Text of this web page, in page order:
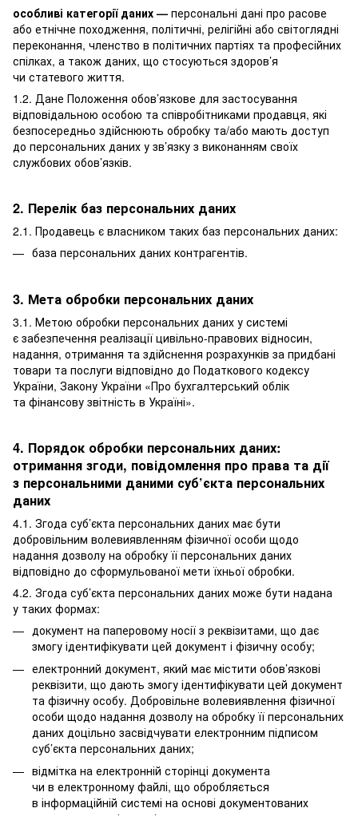
особливі категорії даних — персональні дані про расове
або етнічне походження, політичні, релігійні або світоглядні
переконання, членство в політичних партіях та професійних
спілках, а також даних, що стосуються здоров’я
чи статевого життя.
1.2. Дане Положення обов’язкове для застосування
відповідальною особою та співробітниками продавця, які
безпосередньо здійснюють обробку та/або мають доступ
до персональних даних у зв’язку з виконанням своїх
службових обов’язків.
2. Перелік баз персональних даних
2.1. Продавець є власником таких баз персональних даних:
база персональних даних контрагентів.
3. Мета обробки персональних даних
3.1. Метою обробки персональних даних у системі
є забезпечення реалізації цивільно-правових відносин,
надання, отримання та здійснення розрахунків за придбані
товари та послуги відповідно до Податкового кодексу
України, Закону України «Про бухгалтерський облік
та фінансову звітність в Україні».
4. Порядок обробки персональних даних:
отримання згоди, повідомлення про права та дії
з персональними даними суб’єкта персональних
даних
4.1. Згода суб’єкта персональних даних має бути
добровільним волевиявленням фізичної особи щодо
надання дозволу на обробку її персональних даних
відповідно до сформульованої мети їхньої обробки.
4.2. Згода суб’єкта персональних даних може бути надана
у таких формах:
документ на паперовому носії з реквізитами, що дає
змогу ідентифікувати цей документ і фізичну особу;
електронний документ, який має містити обов’язкові
реквізити, що дають змогу ідентифікувати цей документ
та фізичну особу. Добровільне волевиявлення фізичної
особи щодо надання дозволу на обробку її персональних
даних доцільно засвідчувати електронним підписом
суб’єкта персональних даних;
відмітка на електронній сторінці документа
чи в електронному файлі, що обробляється
в інформаційній системі на основі документованих